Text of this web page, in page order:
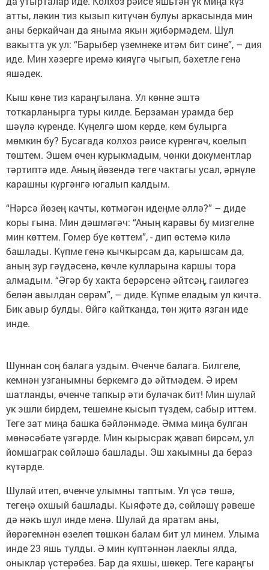
атты, ләкин тиз кызып китүчән булуы аркасында мин
аны беркайчан да яныма якын җибәрмәдем. Шул
вакытта ук ул: “Барыбер үземнеке итәм бит сине”, – дия
иде. Мин хәзерге иремә кияүгә чыгып, бәхетле генә
яшәдек.
Кыш көне тиз караңгылана. Ул көнне эштә
тоткарланырга туры килде. Берзаман урамда бер
шәүлә күренде. Күңелгә шом керде, кем булырга
мөмкин бу? Бусагада колхоз рәисе күренгәч, коелып
төштем. Эшем өчен курыкмадым, чөнки документлар
тәртиптә иде. Аның йөзендә теге чактагы усал, әрнүле
карашны күргәнгә югалып калдым.
“Нәрсә йөзең качты, көтмәгән идеңме әллә?” – диде
коры гына. Мин дәшмәгәч: “Аның каравы бу мизгелне
мин көттем. Гомер буе көттем”, - дип өстемә килә
башлады. Күпме генә кычкырсам да, карышсам да,
аның зур гәүдәсенә, көчле кулларына каршы тора
алмадым. “Әгәр бу хакта берәрсенә әйтсәң, гаиләгез
белән авылдан сөрәм”, – диде. Күпме еладым ул кичтә.
Бик авыр булды. Өйгә кайтканда, төн җитә язган иде
инде.
Шуннан соң балага уздым. Өченче балага. Билгеле,
кемнән узганымны беркемгә дә әйтмәдем. Ә ирем
шатланды, өченче тапкыр әти булачак бит! Мин шулай
ук эшли бирдем, тешемне кысып түздем, сабыр иттем.
Теге зат миңа башка бәйләнмәде. Әмма миңа булган
мөнәсәбәте үзгәрде. Мин кырысрак җавап бирсәм, ул
йомшаграк сөйләшә башлады. Эш хакымны да бераз
күтәрде.
Шулай итеп, өченче улымны таптым. Ул үсә төшә,
тегеңә охшый башлады. Кыяфәте дә, сөйләшү рәвеше
дә нәкъ шул инде менә. Шулай да яратам аны,
йөрәгемнән өзелеп төшкән балам бит ул минем. Улыма
инде 23 яшь тулды. Ә мин күптәннән лаеклы ялда,
оныклар үстерәбез. Бар да яхшы, шөкер. Теге караңгы